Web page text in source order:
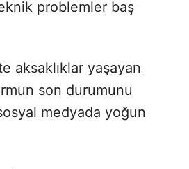
problemler baş
aksaklıklar yaşayan
son durumunu
medyada yoğun